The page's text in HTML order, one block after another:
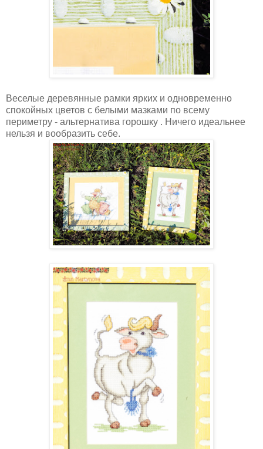
Веселые деревянные рамки ярких и одновременно
спокойных цветов с белыми мазками по всему
периметру - альтернатива горошку . Ничего идеальнее
нельзя и вообразить себе.